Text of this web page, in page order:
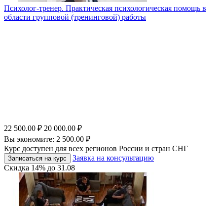
Психолог-тренер. Практическая психологическая помощь в
области групповой (тренинговой) работы
22 500.00 ₽ 20 000.00 ₽
Вы экономите: 2 500.00 ₽
Курс доступен для всех регионов России и стран СНГ
Записаться на курс
Заявка на консультацию
Скидка 14% до 31.08